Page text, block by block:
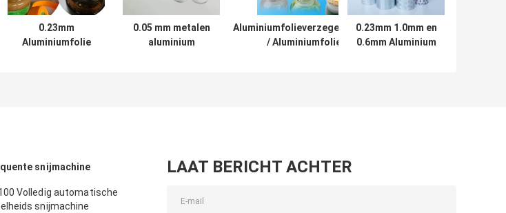
0.23mm
Aluminiumfolie
0.05 mm metalen
aluminium
Aluminiumfolieverzegelpakking
/ Aluminiumfolie-
0.23mm 1.0mm en
0.6mm Aluminium
snijmachine
Volledig automatische
snijmachine
LAAT BERICHT ACHTER